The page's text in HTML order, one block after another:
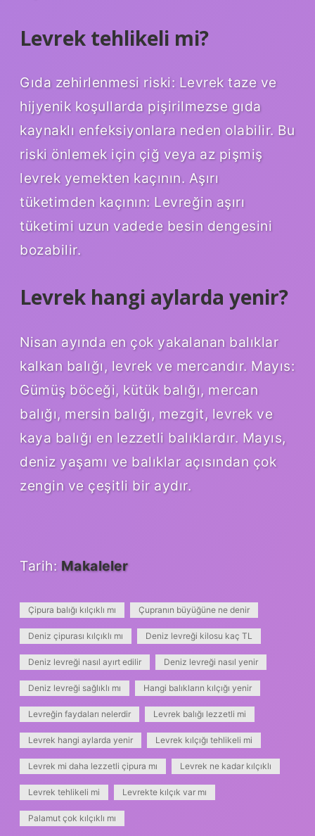
Levrek tehlikeli mi?
Gıda zehirlenmesi riski: Levrek taze ve
hijyenik koşullarda pişirilmezse gıda
kaynaklı enfeksiyonlara neden olabilir. Bu
riski önlemek için çiğ veya az pişmiş
levrek yemekten kaçının. Aşırı
tüketimden kaçının: Levreğin aşırı
tüketimi uzun vadede besin dengesini
bozabilir.
Levrek hangi aylarda yenir?
Nisan ayında en çok yakalanan balıklar
kalkan balığı, levrek ve mercandır. Mayıs:
Gümüş böceği, kütük balığı, mercan
balığı, mersin balığı, mezgit, levrek ve
kaya balığı en lezzetli balıklardır. Mayıs,
deniz yaşamı ve balıklar açısından çok
zengin ve çeşitli bir aydır.
Tarih: Makaleler
Çipura balığı kılçıklı mı Çupranın büyüğüne ne denir
Deniz çipurası kılçıklı mı Deniz levreği kilosu kaç TL
Deniz levreği nasıl ayırt edilir Deniz levreği nasıl yenir
Deniz levreği sağlıklı mı Hangi balıkların kılçığı yenir
Levreğin faydaları nelerdir Levrek balığı lezzetli mi
Levrek hangi aylarda yenir Levrek kılçığı tehlikeli mi
Levrek mi daha lezzetli çipura mı Levrek ne kadar kılçıklı
Levrek tehlikeli mi Levrekte kılçık var mı
Palamut çok kılçıklı mı